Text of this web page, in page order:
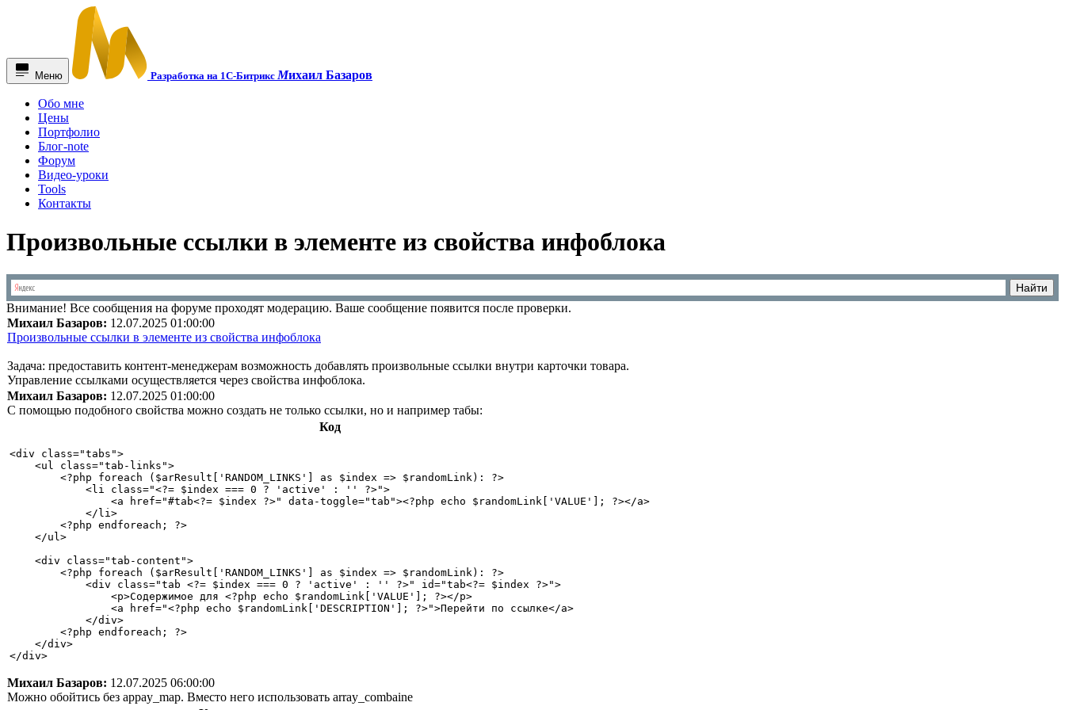
Меню Разработка на 1С-БитриксМихаил Базаров
Обо мне
Цены
Портфолио
Блог-note
Форум
Видео-уроки
Tools
Контакты
Произвольные ссылки в элементе из свойства инфоблока
Внимание! Все сообщения на форуме проходят модерацию. Ваше сообщение появится после проверки.
Михаил Базаров: 12.07.2025 01:00:00
Произвольные ссылки в элементе из свойства инфоблока
Задача: предоставить контент-менеджерам возможность добавлять произвольные ссылки внутри карточки товара.
Управление ссылками осуществляется через свойства инфоблока.
Михаил Базаров: 12.07.2025 01:00:00
С помощью подобного свойства можно создать не только ссылки, но и например табы:
Код
<div class="tabs">
<ul class="tab-links">
<?php foreach ($arResult['RANDOM_LINKS'] as $index => $randomLink): ?>
<li class="<?= $index === 0 ? 'active' : '' ?>">
<a href="#tab<?= $index ?>" data-toggle="tab"><?php echo $randomLink['VALUE']; ?></a>
</li>
<?php endforeach; ?>
</ul>
<div class="tab-content">
<?php foreach ($arResult['RANDOM_LINKS'] as $index => $randomLink): ?>
<div class="tab <?= $index === 0 ? 'active' : '' ?>" id="tab<?= $index ?>">
<p>Содержимое для <?php echo $randomLink['VALUE']; ?></p>
<a href="<?php echo $randomLink['DESCRIPTION']; ?>">Перейти по ссылке</a>
</div>
<?php endforeach; ?>
</div>
</div>
Михаил Базаров: 12.07.2025 06:00:00
Можно обойтись без appay_map. Вместо него использовать array_combaine